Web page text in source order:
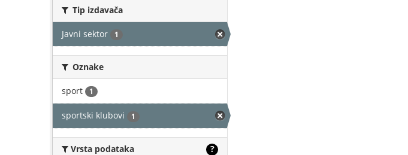
Tip izdavača
Javni sektor 1
Oznake
sport 1
sportski klubovi 1
Vrsta podataka ?